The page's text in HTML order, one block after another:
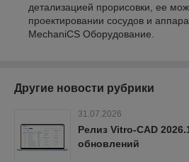
детализацией прорисовки, ее
проектировании сосудов и
MechaniCS Оборудование.
Другие новости рубрики
31.07.2026
Релиз Vitro-CAD
обновлений